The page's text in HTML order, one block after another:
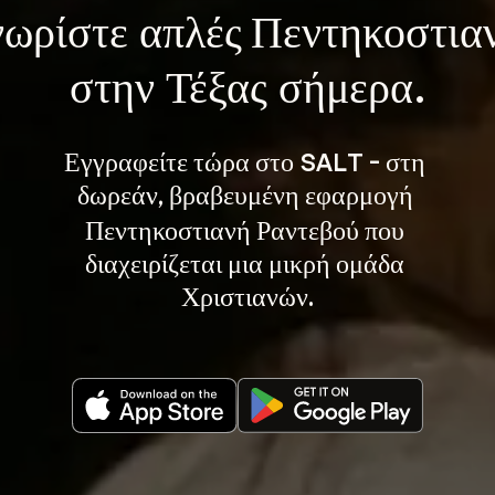
απλές
στην Τέξας σήμερα.
Εγγραφείτε τώρα στο SALT - στη
δωρεάν, βραβευμένη εφαρμογή
Πεντηκοστιανή Ραντεβού που
διαχειρίζεται μια μικρή ομάδα
Χριστιανών.